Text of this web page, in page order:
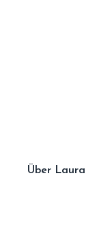
Über Laura